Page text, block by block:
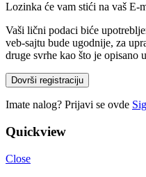
Lozinka će vam stići na vaš E-
Vaši lični podaci biće
veb-sajtu bude ugodnije, za
druge svrhe kao što je opisano
Dovrši registraciju
Imate nalog? Prijavi se ovde
Quickview
Close